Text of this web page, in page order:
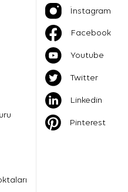
İnstagram
Facebook
Youtube
Twitter
Linkedin
Pinterest